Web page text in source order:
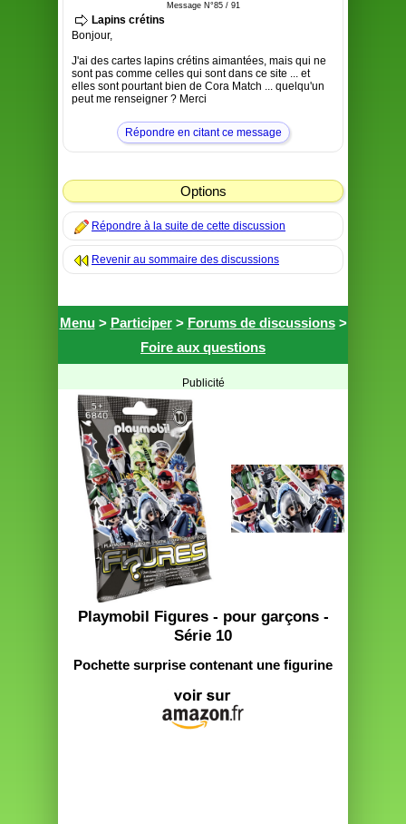
Message N°85 / 91
Lapins crétins
Bonjour,
J'ai des cartes lapins crétins aimantées, mais qui ne
sont pas comme celles qui sont dans ce site ... et
elles sont pourtant bien de Cora Match ... quelqu'un
peut me renseigner ? Merci
Répondre en citant ce message
Options
Répondre à la suite de cette discussion
Revenir au sommaire des discussions
Menu> Participer> Forums de discussions>
Foire aux questions
Publicité
Playmobil Figures - pour garçons -
Série 10
Pochette surprise contenant une figurine